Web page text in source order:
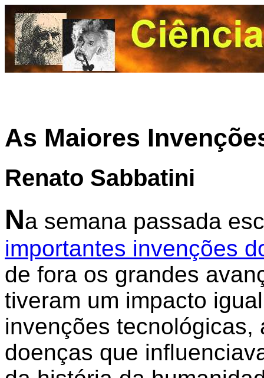
As Maiores
Renato Sabbatini
Na semana passada
importantes invenções
de fora os grandes
tiveram um impacto
invenções tecnológicas,
doenças que